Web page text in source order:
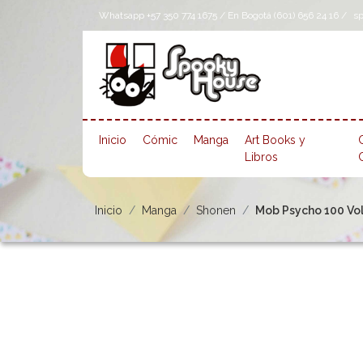
Whatsapp +57 350 774 1675 / En Bogotá (601) 656 24 16 /
Inicio Cómic Manga
Art Books y
Libros
Inicio Manga Shonen Mob Psycho 100